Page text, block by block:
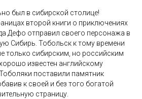
был в сибирской столице!
второй книги о приключениях
Дефо отправил своего персонажа в
Сибирь. Тобольск к тому времени
только сибирским, но российским
известен английскому
поставили памятник
к своей и без того богатой
страницу.